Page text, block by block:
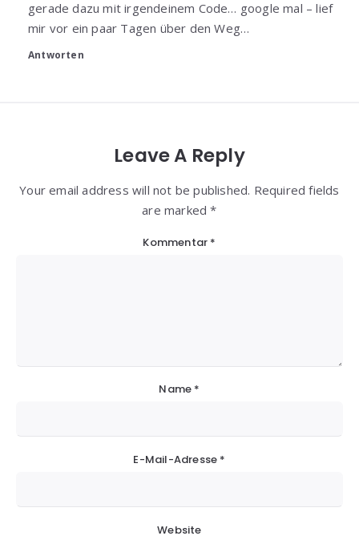
gerade dazu mit irgendeinem Code… google mal – lief
mir vor ein paar Tagen über den Weg…
Antworten
Leave A Reply
Your email address will not be published. Required fields
are marked *
Kommentar *
Name *
E-Mail-Adresse *
Website